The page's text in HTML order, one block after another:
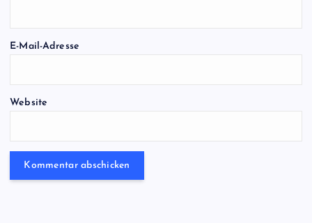
E-Mail-Adresse
Website